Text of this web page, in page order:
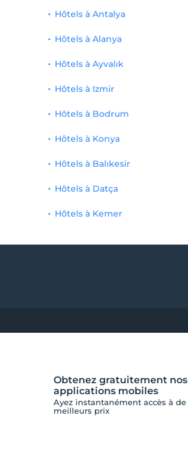
Service de chambre
piscine extérieure
destination historique
rivage
Wifi et filaire
Hôtels à Antalya
Hôtels à Alanya
Hôtels à Ayvalık
Hôtels à Izmir
Hôtels à Bodrum
Hôtels à Konya
Hôtels à Balıkesir
Hôtels à Datça
Hôtels à Kemer
Obtenez gratuitement nos
applications mobiles
Ayez instantanément accès à de
meilleurs prix